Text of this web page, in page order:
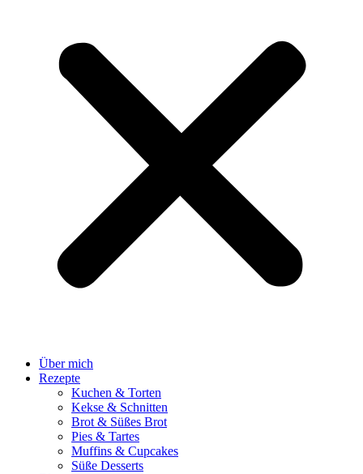
Über mich
Rezepte
Kuchen & Torten
Kekse & Schnitten
Brot & Süßes Brot
Pies & Tartes
Muffins & Cupcakes
Süße Desserts